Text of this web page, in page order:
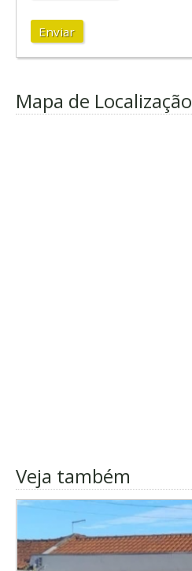
Enviar
Mapa de Localização
Veja também